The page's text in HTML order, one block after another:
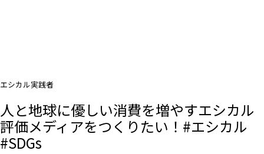
エシカル実践者
人と地球に優しい消費を増やすエシカル
評価メディアをつくりたい！#エシカル
#SDGs